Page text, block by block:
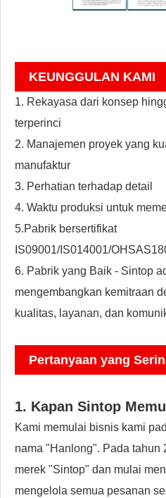
KEUNGGULAN KAMI
1. Rekayasa dari konsep
terperinci
2. Manajemen proyek yang
manufaktur
3. Perhatian terhadap detail
4. Waktu produksi untuk
5.Pabrik bersertifikat
IS09001/IS014001/
6. Pabrik yang Baik - Sintop
mengembangkan kemitraan
kualitas, layanan, dan
Pertanyaan yang
1. Kapan Sintop
Kami memulai bisnis kami
nama "Hanlong". Pada tahun
merek "Sintop" dan mulai
mengelola semua pesanan